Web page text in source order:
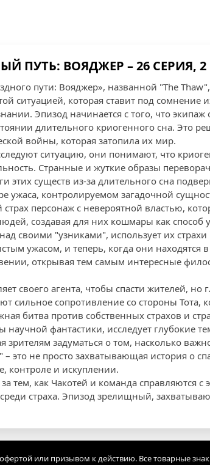
ПУТЬ: ВОЯДЖЕР – 26 СЕРИЯ,
пути: Вояджер», названной "The
ситуацией, которая ставит под сомнение
Эпизод начинается с того, что экипаж
длительного криогенного сна. Это
войны, которая затопила их мир.
ситуацию, они понимают, что
Странные и жуткие образы
этих существ из-за длительного сна
ужаса, контролируемом загадочной
персонаж с невероятной властью,
создавая для них кошмары как способ
своими "узниками", использует их
ужасом, и теперь, когда они находятся
открывая тем самым интересные
своего агента, чтобы спасти жителей, но
сильное сопротивление со стороны Тота,
битва против собственных страхов и
научной фантастики, исследует глубокие
зрителям задуматься о том, насколько
это не просто захватывающая история о
контроле и искуплении.
тем, как Чакотей и команда справляются
страха. Эпизод зрелищный,
или призывом к действию. Все товарные